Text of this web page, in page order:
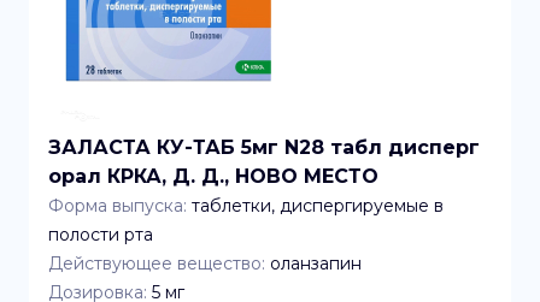
ЗАЛАСТА КУ-ТАБ 5мг N28 табл дисперг
орал КРКА, Д. Д., НОВО МЕСТО
Форма выпуска: таблетки, диспергируемые в
полости рта
Действующее вещество: оланзапин
Дозировка: 5 мг